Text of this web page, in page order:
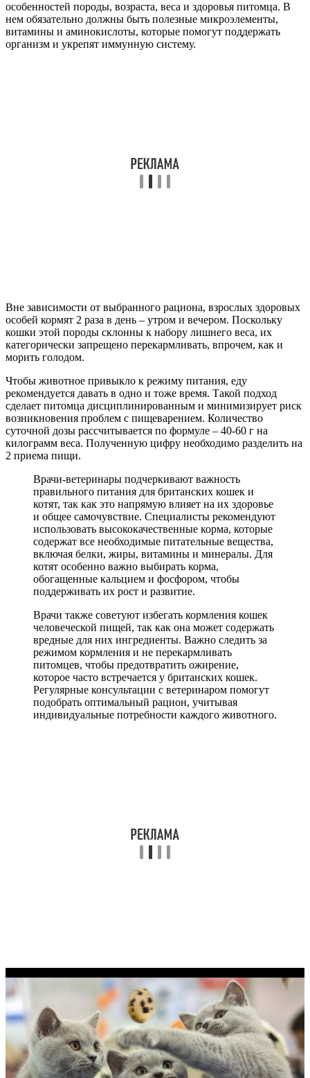
особенностей породы, возраста, веса и здоровья питомца. В
нем обязательно должны быть полезные микроэлементы,
витамины и аминокислоты, которые помогут поддержать
организм и укрепят иммунную систему.
Вне зависимости от выбранного рациона, взрослых здоровых
особей кормят 2 раза в день – утром и вечером. Поскольку
кошки этой породы склонны к набору лишнего веса, их
категорически запрещено перекармливать, впрочем, как и
морить голодом.
Чтобы животное привыкло к режиму питания, еду
рекомендуется давать в одно и тоже время. Такой подход
сделает питомца дисциплинированным и минимизирует риск
возникновения проблем с пищеварением. Количество
суточной дозы рассчитывается по формуле – 40-60 г на
килограмм веса. Полученную цифру необходимо разделить на
2 приема пищи.
Врачи-ветеринары подчеркивают важность
правильного питания для британских кошек и
котят, так как это напрямую влияет на их здоровье
и общее самочувствие. Специалисты рекомендуют
использовать высококачественные корма, которые
содержат все необходимые питательные вещества,
включая белки, жиры, витамины и минералы. Для
котят особенно важно выбирать корма,
обогащенные кальцием и фосфором, чтобы
поддерживать их рост и развитие.
Врачи также советуют избегать кормления кошек
человеческой пищей, так как она может содержать
вредные для них ингредиенты. Важно следить за
режимом кормления и не перекармливать
питомцев, чтобы предотвратить ожирение,
которое часто встречается у британских кошек.
Регулярные консультации с ветеринаром помогут
подобрать оптимальный рацион, учитывая
индивидуальные потребности каждого животного.